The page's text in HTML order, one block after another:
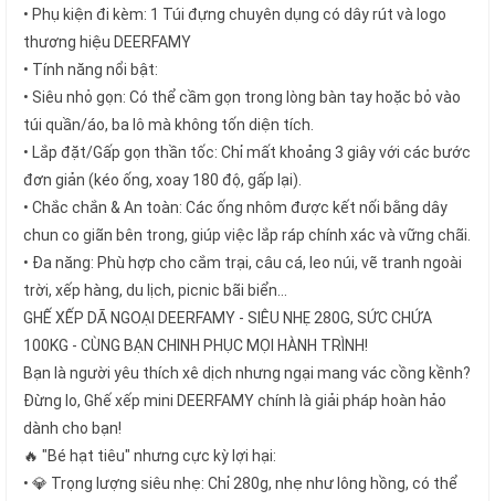
• Phụ kiện đi kèm: 1 Túi đựng chuyên dụng có dây rút và logo
thương hiệu DEERFAMY
• Tính năng nổi bật:
• Siêu nhỏ gọn: Có thể cầm gọn trong lòng bàn tay hoặc bỏ vào
túi quần/áo, ba lô mà không tốn diện tích.
• Lắp đặt/Gấp gọn thần tốc: Chỉ mất khoảng 3 giây với các bước
đơn giản (kéo ống, xoay 180 độ, gấp lại).
• Chắc chắn & An toàn: Các ống nhôm được kết nối bằng dây
chun co giãn bên trong, giúp việc lắp ráp chính xác và vững chãi.
• Đa năng: Phù hợp cho cắm trại, câu cá, leo núi, vẽ tranh ngoài
trời, xếp hàng, du lịch, picnic bãi biển...
GHẾ XẾP DÃ NGOẠI DEERFAMY - SIÊU NHẸ 280G, SỨC CHỨA
100KG - CÙNG BẠN CHINH PHỤC MỌI HÀNH TRÌNH!
Bạn là người yêu thích xê dịch nhưng ngại mang vác cồng kềnh?
Đừng lo, Ghế xếp mini DEERFAMY chính là giải pháp hoàn hảo
dành cho bạn!
🔥 "Bé hạt tiêu" nhưng cực kỳ lợi hại:
• 💎 Trọng lượng siêu nhẹ: Chỉ 280g, nhẹ như lông hồng, có thể